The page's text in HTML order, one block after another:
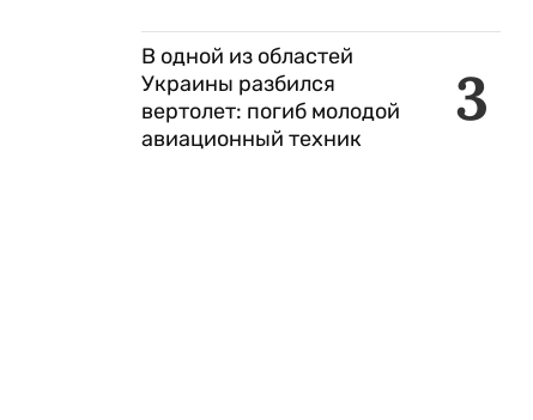
3
В одной из областей
Украины разбился
вертолет: погиб молодой
авиационный техник